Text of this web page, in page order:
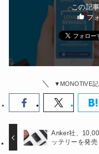
この記
フ
▼MONOTIVE
Anker社、
ッテリーを発売